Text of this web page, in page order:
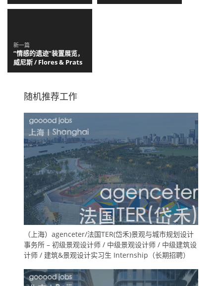
新一篇
“情感的遗迹”装置展览，
威尼斯 / Flores & Prats
随机推荐工作
（上海）agenceter/法国TER(岱禾)景观与城市规划设计
事务所 – 初级景观设计师 / 中级景观设计师 / 中级建筑设
计师 / 建筑&景观设计实习生 Internship（长期招聘）